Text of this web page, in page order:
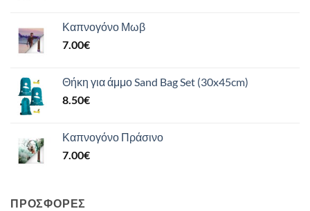
Καπνογόνο Μωβ
7.00€
Θήκη για άμμο Sand Bag Set (30x45cm)
8.50€
Καπνογόνο Πράσινο
7.00€
ΠΡΟΣΦΟΡΈΣ